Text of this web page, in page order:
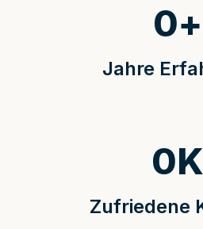
Jahre
0+
Zufriedene
0K